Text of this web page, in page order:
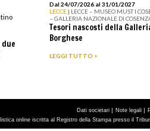
Dal 24/07/2026 al 31/01/2027
LECCE | LECCE – MUSEO MUST I
– GALLERIA NAZIONALE DI
Tesori nascosti della
Borghese
LEGGI TUTTO >
Dati societari | Note legali |
online iscritta al Registro della Stampa presso il